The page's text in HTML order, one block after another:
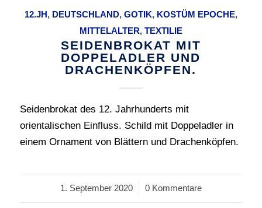
12.JH, DEUTSCHLAND, GOTIK, KOSTÜM EPOCHE,
MITTELALTER, TEXTILIE
SEIDENBROKAT MIT
DOPPELADLER UND
DRACHENKÖPFEN.
Seidenbrokat des 12. Jahrhunderts mit
orientalischen Einfluss. Schild mit Doppeladler in
einem Ornament von Blättern und Drachenköpfen.
1. September 2020
/ 0 Kommentare